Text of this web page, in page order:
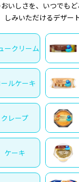
いしさを、いつでも
しみいただけるデザー
ークリーム
ルケーキ
クレープ
ケーキ